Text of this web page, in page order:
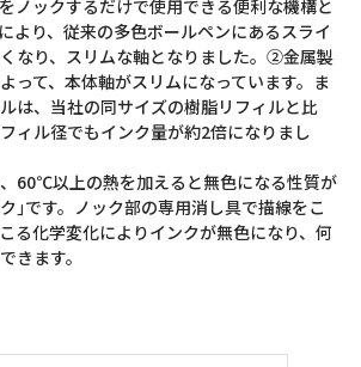
ノックするだけで使用できる便利な機構と
より、従来の多色ボールペンにあるスライ
なり、スリムな軸となりました。②金属製
って、本体軸がスリムになっています。ま
は、当社の同サイズの樹脂リフィルと比
ィル径でもインク量が約2倍になりまし
60℃以上の熱を加えると無色になる性質が
｣です。ノック部の専用消し具で描線をこ
る化学変化によりインクが無色になり、何
きます。